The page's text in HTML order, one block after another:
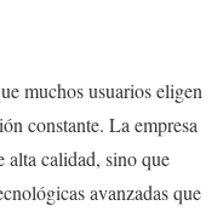
muchos usuarios eligen
constante. La empresa
alta calidad, sino que
avanzadas que